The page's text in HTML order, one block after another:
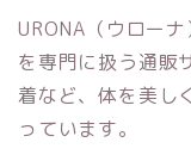
URONA（ウロー
を専門に扱う通販
着など、体を美し
っています。